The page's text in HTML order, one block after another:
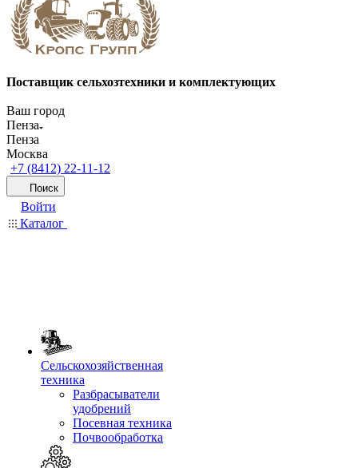
Поставщик сельхозтехники и комплектующих
Ваш город
Пенза
Пенза
Москва
+7 (8412) 22-11-12
Поиск
Войти
Каталог
Сельскохозяйственная
техника
Разбрасыватели
удобрений
Посевная техника
Почвообработка